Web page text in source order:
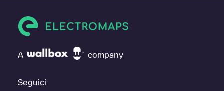
A company
Seguici